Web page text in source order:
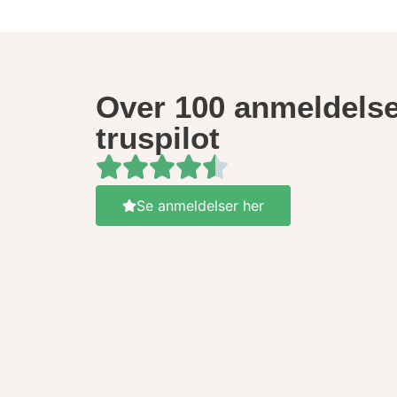
Over 100
truspilot
Se anmeldelser her